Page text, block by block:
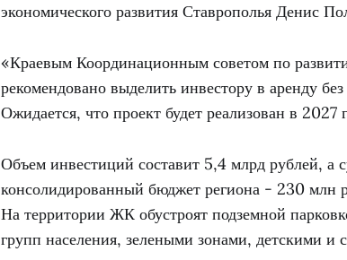
экономического развития Ставрополья Денис
«Краевым Координационным советом по
рекомендовано выделить инвестору в аренду
Ожидается, что проект будет реализован в 2027
Объем инвестиций составит 5,4 млрд рублей, а
консолидированный бюджет региона - 230 млн
На территории ЖК обустроят подземной
групп населения, зелеными зонами, детскими